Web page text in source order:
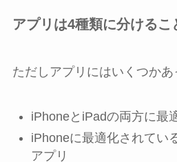
アプリは4種類に分けるこ
ただしアプリにはいくつかあ
iPhoneとiPadの両方に最
iPhoneに最適化されてい
アプリ